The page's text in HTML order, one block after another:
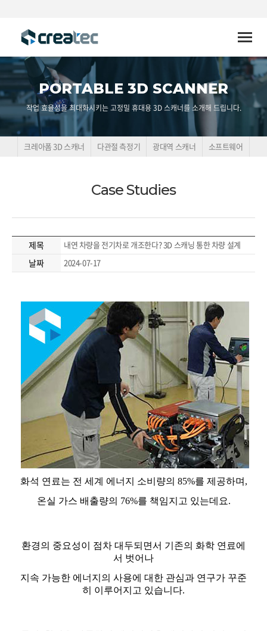
Toggle
PORTABLE 3D SCANNER
작업 효율성을 최대화시키는 고정밀 휴대용 3D 스캐너를 소개해 드립니다.
크레아폼 3D 스캐너 다관절 측정기 광대역 스캐너 소프트웨어
Case Studies
제목 내연 차량을 전기차로 개조한다? 3D 스캐닝 통한 차량 설계
날짜 2024-07-17